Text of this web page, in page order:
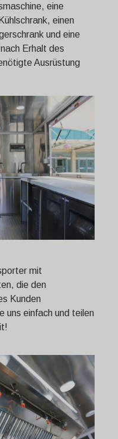
eine
einen
und eine
Erhalt des
Ausrüstung
mit
die den
Kunden
uns einfach und teilen